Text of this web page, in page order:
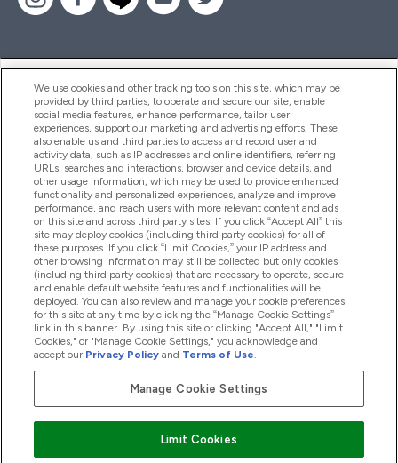
ヘルプ＆ガイド
商品について
会社概要
特典＆ポイント
2026 The Hut.com Ltd
Pay with
We use cookies and other tracking tools on this site, which may be
provided by third parties, to operate and secure our site, enable
social media features, enhance performance, tailor user
experiences, support our marketing and advertising efforts. These
also enable us and third parties to access and record user and
activity data, such as IP addresses and online identifiers, referring
URLs, searches and interactions, browser and device details, and
other usage information, which may be used to provide enhanced
functionality and personalized experiences, analyze and improve
performance, and reach users with more relevant content and ads
on this site and across third party sites. If you click “Accept All” this
site may deploy cookies (including third party cookies) for all of
these purposes. If you click “Limit Cookies,” your IP address and
other browsing information may still be collected but only cookies
(including third party cookies) that are necessary to operate, secure
and enable default website features and functionalities will be
deployed. You can also review and manage your cookie preferences
for this site at any time by clicking the “Manage Cookie Settings”
link in this banner. By using this site or clicking "Accept All," "Limit
Cookies," or "Manage Cookie Settings," you acknowledge and
accept our Privacy Policy and Terms of Use.
Manage Cookie Settings
Limit Cookies